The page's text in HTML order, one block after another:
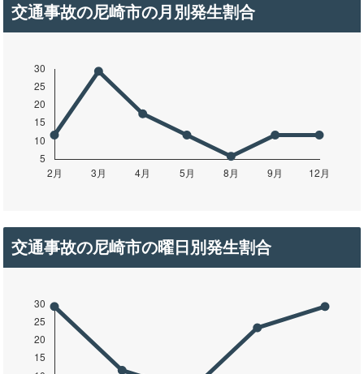
交通事故の尼崎市の月別発生割合
交通事故の尼崎市の曜日別発生割合